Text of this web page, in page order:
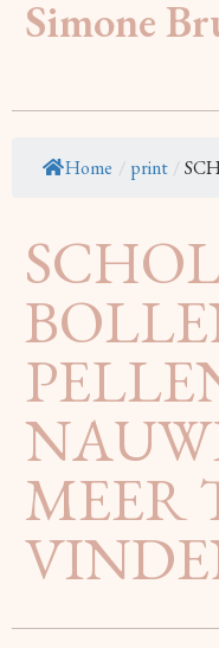
Simone
Home / print /
MEER